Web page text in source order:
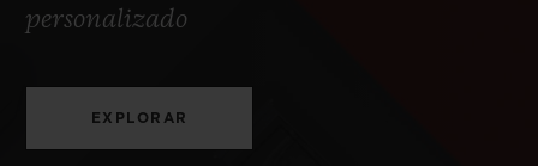
personalizado
EXPLORAR